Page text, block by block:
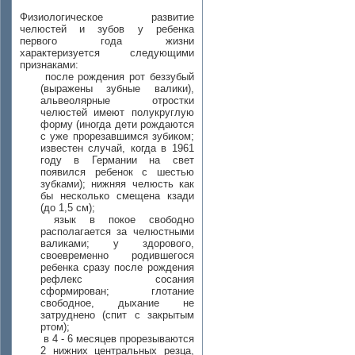
Физиологическое развитие
челюстей и зубов у ребенка
первого года жизни
характеризуется следующими
признаками:
после рождения рот беззубый
(выражены зубные валики),
альвеолярные отростки
челюстей имеют полукруглую
форму (иногда дети рождаются
с уже прорезавшимся зубиком;
известен случай, когда в 1961
году в Германии на свет
появился ребенок с шестью
зубками); нижняя челюсть как
бы несколько смещена кзади
(до 1,5 см);
язык в покое свободно
располагается за челюстными
валиками; у здорового,
своевременно родившегося
ребенка сразу после рождения
рефлекс сосания
сформирован; глотание
свободное, дыхание не
затруднено (спит с закрытым
ртом);
в 4 - 6 месяцев прорезываются
2 нижних центральных резца,